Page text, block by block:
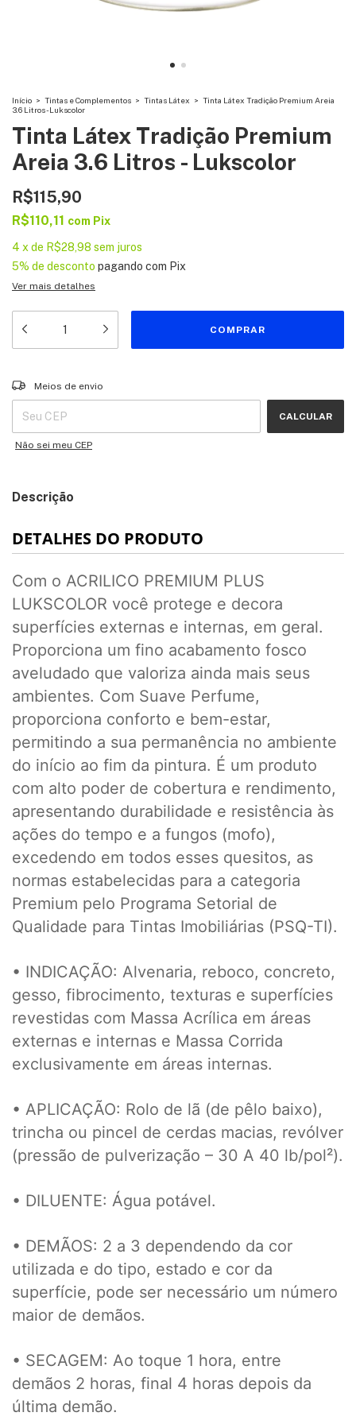
Início > Tintas e Complementos > Tintas Látex > Tinta Látex Tradição Premium Areia
3.6 Litros - Lukscolor
Tinta Látex Tradição Premium
Areia 3.6 Litros - Lukscolor
R$115,90
R$110,11 com Pix
4 x de R$28,98 sem juros
5% de desconto pagando com Pix
Ver mais detalhes
Entregas para o CEP:
Meios de envio
CALCULAR
Não sei meu CEP
Descrição
DETALHES DO PRODUTO
Com o ACRILICO PREMIUM PLUS
LUKSCOLOR você protege e decora
superfícies externas e internas, em geral.
Proporciona um fino acabamento fosco
aveludado que valoriza ainda mais seus
ambientes. Com Suave Perfume,
proporciona conforto e bem-estar,
permitindo a sua permanência no ambiente
do início ao fim da pintura. É um produto
com alto poder de cobertura e rendimento,
apresentando durabilidade e resistência às
ações do tempo e a fungos (mofo),
excedendo em todos esses quesitos, as
normas estabelecidas para a categoria
Premium pelo Programa Setorial de
Qualidade para Tintas Imobiliárias (PSQ-TI).
• INDICAÇÃO: Alvenaria, reboco, concreto,
gesso, fibrocimento, texturas e superfícies
revestidas com Massa Acrílica em áreas
externas e internas e Massa Corrida
exclusivamente em áreas internas.
• APLICAÇÃO: Rolo de lã (de pêlo baixo),
trincha ou pincel de cerdas macias, revólver
(pressão de pulverização – 30 A 40 lb/pol²).
• DILUENTE: Água potável.
• DEMÃOS: 2 a 3 dependendo da cor
utilizada e do tipo, estado e cor da
superfície, pode ser necessário um número
maior de demãos.
• SECAGEM: Ao toque 1 hora, entre
demãos 2 horas, final 4 horas depois da
última demão.